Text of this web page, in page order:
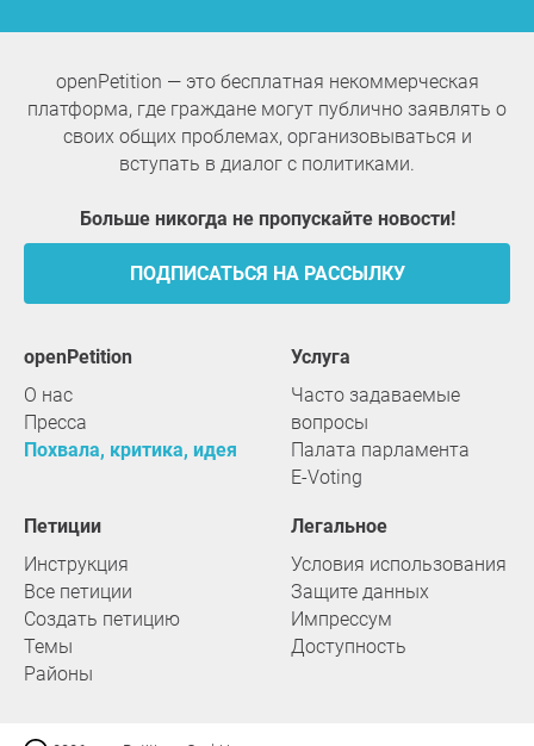
openPetition — это бесплатная некоммерческая
платформа, где граждане могут публично заявлять о
своих общих проблемах, организовываться и
вступать в диалог с политиками.
Больше никогда не пропускайте новости!
ПОДПИСАТЬСЯ НА РАССЫЛКУ
openPetition
О нас
Пресса
Похвала, критика, идея
услуга
Часто задаваемые
вопросы
Палата парламента
E-Voting
Петиции
Инструкция
Все петиции
Создать петицию
Темы
Районы
Легальное
Условия использования
Защите данных
Импрессум
Доступность